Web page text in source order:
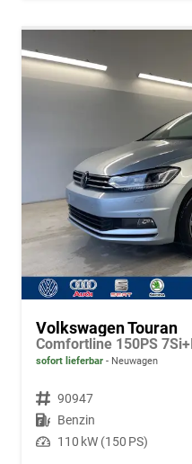
Volkswagen Touran
sofort lieferbar Neuwagen
Fahrzeugnr. 90947
Kraftstoff Benzin
Leistung 110 kW (150 PS)